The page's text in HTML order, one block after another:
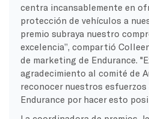
centra incansablemente en
protección de vehículos a
premio subraya nuestro
excelencia”, compartió
de marketing de Endurance.
agradecimiento al comité de
reconocer nuestros
Endurance por hacer esto